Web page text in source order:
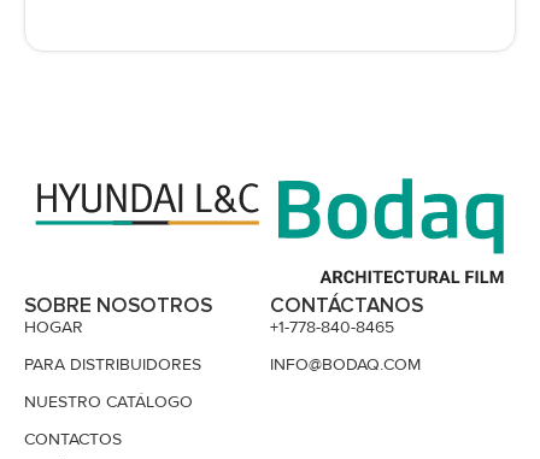
SOBRE NOSOTROS
HOGAR
PARA DISTRIBUIDORES
NUESTRO CATÁLOGO
CONTACTOS
CONTÁCTANOS
+1-778-840-8465
INFO@BODAQ.COM